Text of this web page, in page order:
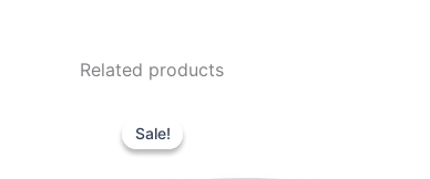
Related products
Sale!
Sale!
was: